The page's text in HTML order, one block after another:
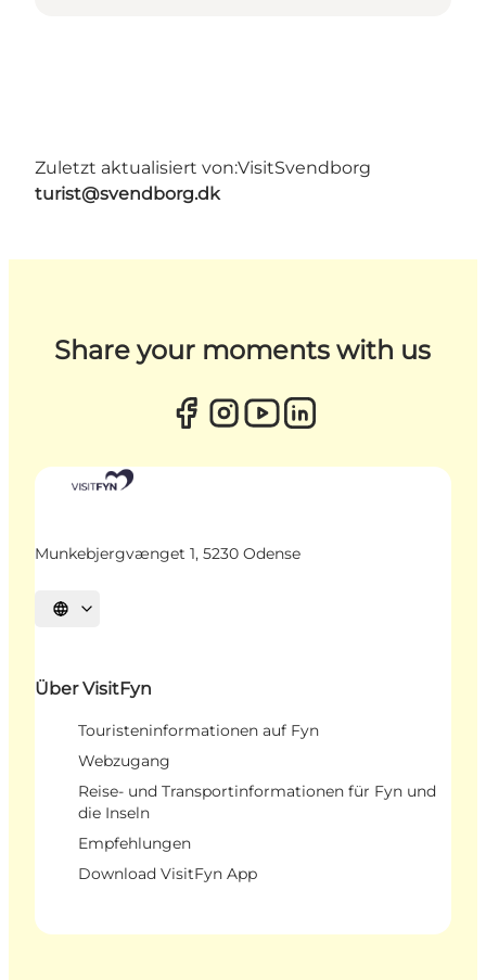
Zuletzt aktualisiert von:VisitSvendborg
turist@svendborg.dk
Share your moments with us
Munkebjergvænget 1, 5230 Odense
Sprache auswählen
Über VisitFyn
Touristeninformationen auf Fyn
Webzugang
Reise- und Transportinformationen für Fyn und
die Inseln
Empfehlungen
Download VisitFyn App